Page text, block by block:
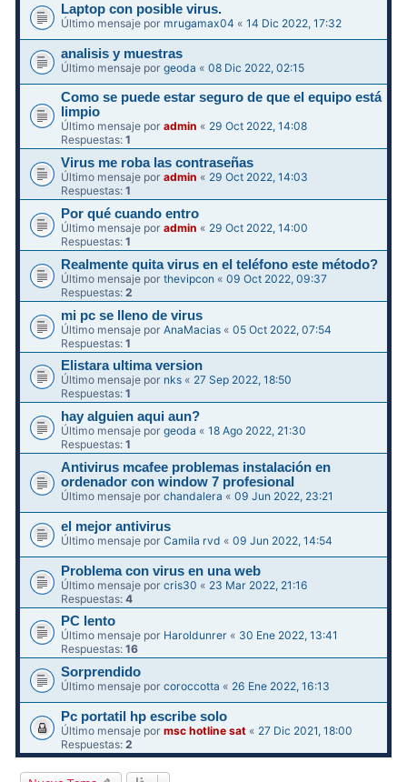
Laptop con posible virus.
Último mensaje por mrugamax04 «14 Dic 2022, 17:32
analisis y muestras
Último mensaje porgeoda «08 Dic 2022, 02:15
Como se puede estar seguro de que el equipo está
limpio
Último mensaje poradmin « 29 Oct 2022, 14:08
Respuestas:1
Virus me roba las contraseñas
Último mensaje poradmin « 29 Oct 2022, 14:03
Respuestas:1
Por qué cuando entro
Último mensaje poradmin « 29 Oct 2022, 14:00
Respuestas:1
Realmente quita virus en el teléfono este método?
Último mensaje porthevipcon «09 Oct 2022, 09:37
Respuestas:2
mi pc se lleno de virus
Último mensaje porAnaMacias «05 Oct 2022, 07:54
Respuestas:1
Elistara ultima version
Último mensaje por nks « 27 Sep 2022, 18:50
Respuestas:1
hay alguien aqui aun?
Último mensaje porgeoda «18 Ago 2022, 21:30
Respuestas:1
Antivirus mcafee problemas instalación en
ordenador con window 7 profesional
Último mensaje porchandalera «09 Jun 2022, 23:21
el mejor antivirus
Último mensaje porCamila rvd «09 Jun 2022, 14:54
Problema con virus en una web
Último mensaje porcris30 « 23 Mar 2022, 21:16
Respuestas:4
PC lento
Último mensaje por Haroldunrer « 30 Ene 2022, 13:41
Respuestas:16
Sorprendido
Último mensaje porcoroccotta « 26 Ene 2022, 16:13
Pc portatil hp escribe solo
Último mensaje pormsc hotline sat « 27 Dic 2021, 18:00
Respuestas:2